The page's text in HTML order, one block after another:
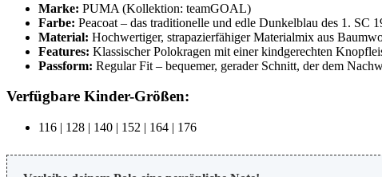
Marke: PUMA (Kollektion: teamGOAL)
Farbe: Peacoat – das traditionelle und edle Dunkelblau des 1. SC
Material: Hochwertiger, strapazierfähiger Materialmix aus
Features: Klassischer Polokragen mit einer kindgerechten
Passform: Regular Fit – bequemer, gerader Schnitt, der dem
Verfügbare Kinder-Größen:
116 | 128 | 140 | 152 | 164 | 176